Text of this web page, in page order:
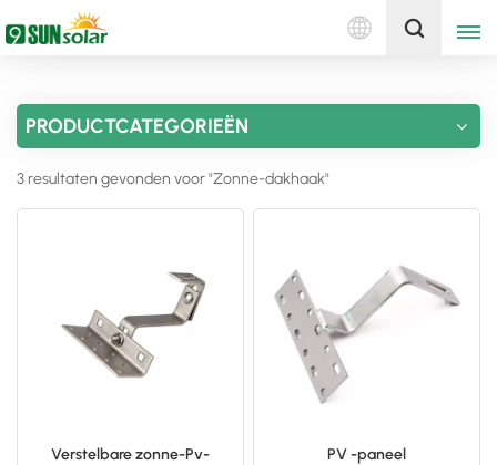
Nederlands
Deutsch
italiano
español
português
Ontvang een offerte
PRODUCTCATEGORIEËN
3 resultaten gevonden voor "Zonne-dakhaak"
Verstelbare zonne-Pv-
PV -paneel